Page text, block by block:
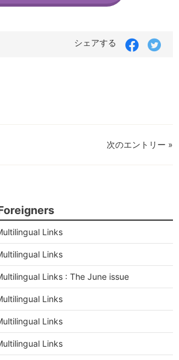
シェアする
次のエントリー »
Links
Links
Links : The June issue
Links
Links
Links